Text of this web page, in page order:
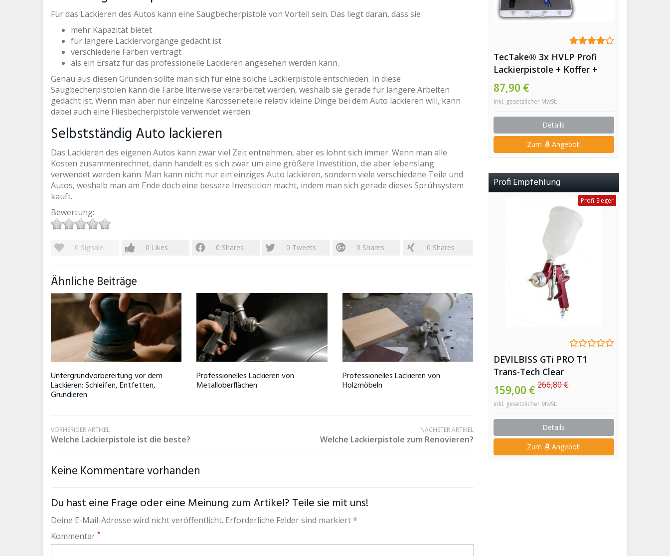
Für das Lackieren des Autos kann eine Saugbecherpistole von Vorteil sein. Das liegt daran, dass sie
mehr Kapazität bietet
für längere Lackiervorgänge gedacht ist
verschiedene Farben verträgt
als ein Ersatz für das professionelle Lackieren angesehen werden kann.
Genau aus diesen Gründen sollte man sich für eine solche Lackierpistole entschieden. In diese
Saugbecherpistolen kann die Farbe literweise verarbeitet werden, weshalb sie gerade für längere Arbeiten
gedacht ist. Wenn man aber nur einzelne Karosserieteile relativ kleine Dinge bei dem Auto lackieren will, kann
dabei auch eine Fliesbecherpistole verwendet werden.
Selbstständig Auto lackieren
Das Lackieren des eigenen Autos kann zwar viel Zeit entnehmen, aber es lohnt sich immer. Wenn man alle
Kosten zusammenrechnet, dann handelt es sich zwar um eine größere Investition, die aber lebenslang
verwendet werden kann. Man kann nicht nur ein einziges Auto lackieren, sondern viele verschiedene Teile und
Autos, weshalb man am Ende doch eine bessere Investition macht, indem man sich gerade dieses Sprühsystem
kauft.
Bewertung:
0 Signale 0 Likes 0 Shares 0 Tweets 0 Shares 0 Shares
Ähnliche Beiträge
Untergrundvorbereitung vor dem
Lackieren: Schleifen, Entfetten,
Grundieren
Professionelles Lackieren von
Metalloberflächen
Professionelles Lackieren von
Holzmöbeln
VORHERIGER ARTIKEL
Welche Lackierpistole ist die beste?
NÄCHSTER ARTIKEL
Welche Lackierpistole zum Renovieren?
Keine Kommentare vorhanden
Du hast eine Frage oder eine Meinung zum Artikel? Teile sie mit uns!
Deine E-Mail-Adresse wird nicht veröffentlicht. Erforderliche Felder sind markiert *
Kommentar *
TecTake® 3x HVLP Profi
Lackierpistole + Koffer +
Lackiermaske 1,7 + 1,3 +
0,8mm
87,90 €
inkl. gesetzlicher MwSt.
Details
Zum Angebot!
Profi Empfehlung
Profi-Sieger
DEVILBISS GTi PRO T1
Trans-Tech Clear
Lackierpistole
159,00 € 266,80 €
inkl. gesetzlicher MwSt.
Details
Zum Angebot!